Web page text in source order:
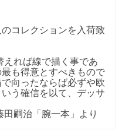
コレクションを入荷致
えれば線で描く事であ
も得意とすべきもので
向ったならば必ずや欧
う確信を以て、デッサ
た。
一本」より